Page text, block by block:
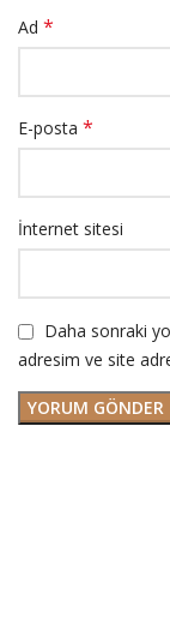
Ad *
E-posta *
İnternet sitesi
Daha sonraki
adresim ve site